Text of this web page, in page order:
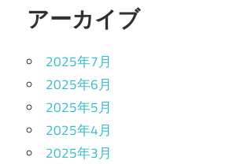
アーカイブ
2025年7月
2025年6月
2025年5月
2025年4月
2025年3月